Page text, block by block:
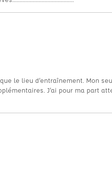
le lieu d’entraînement. Mon
J’ai pour ma part